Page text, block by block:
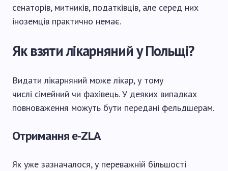
сенаторів, митників, податківців, але серед них
іноземців практично немає.
Як взяти лікарняний у Польщі?
Видати лікарняний може лікар, у тому
числі сімейний чи фахівець. У деяких випадках
повноваження можуть бути передані фельдшерам.
Отримання e-ZLA
Як уже зазначалося, у переважній більшості